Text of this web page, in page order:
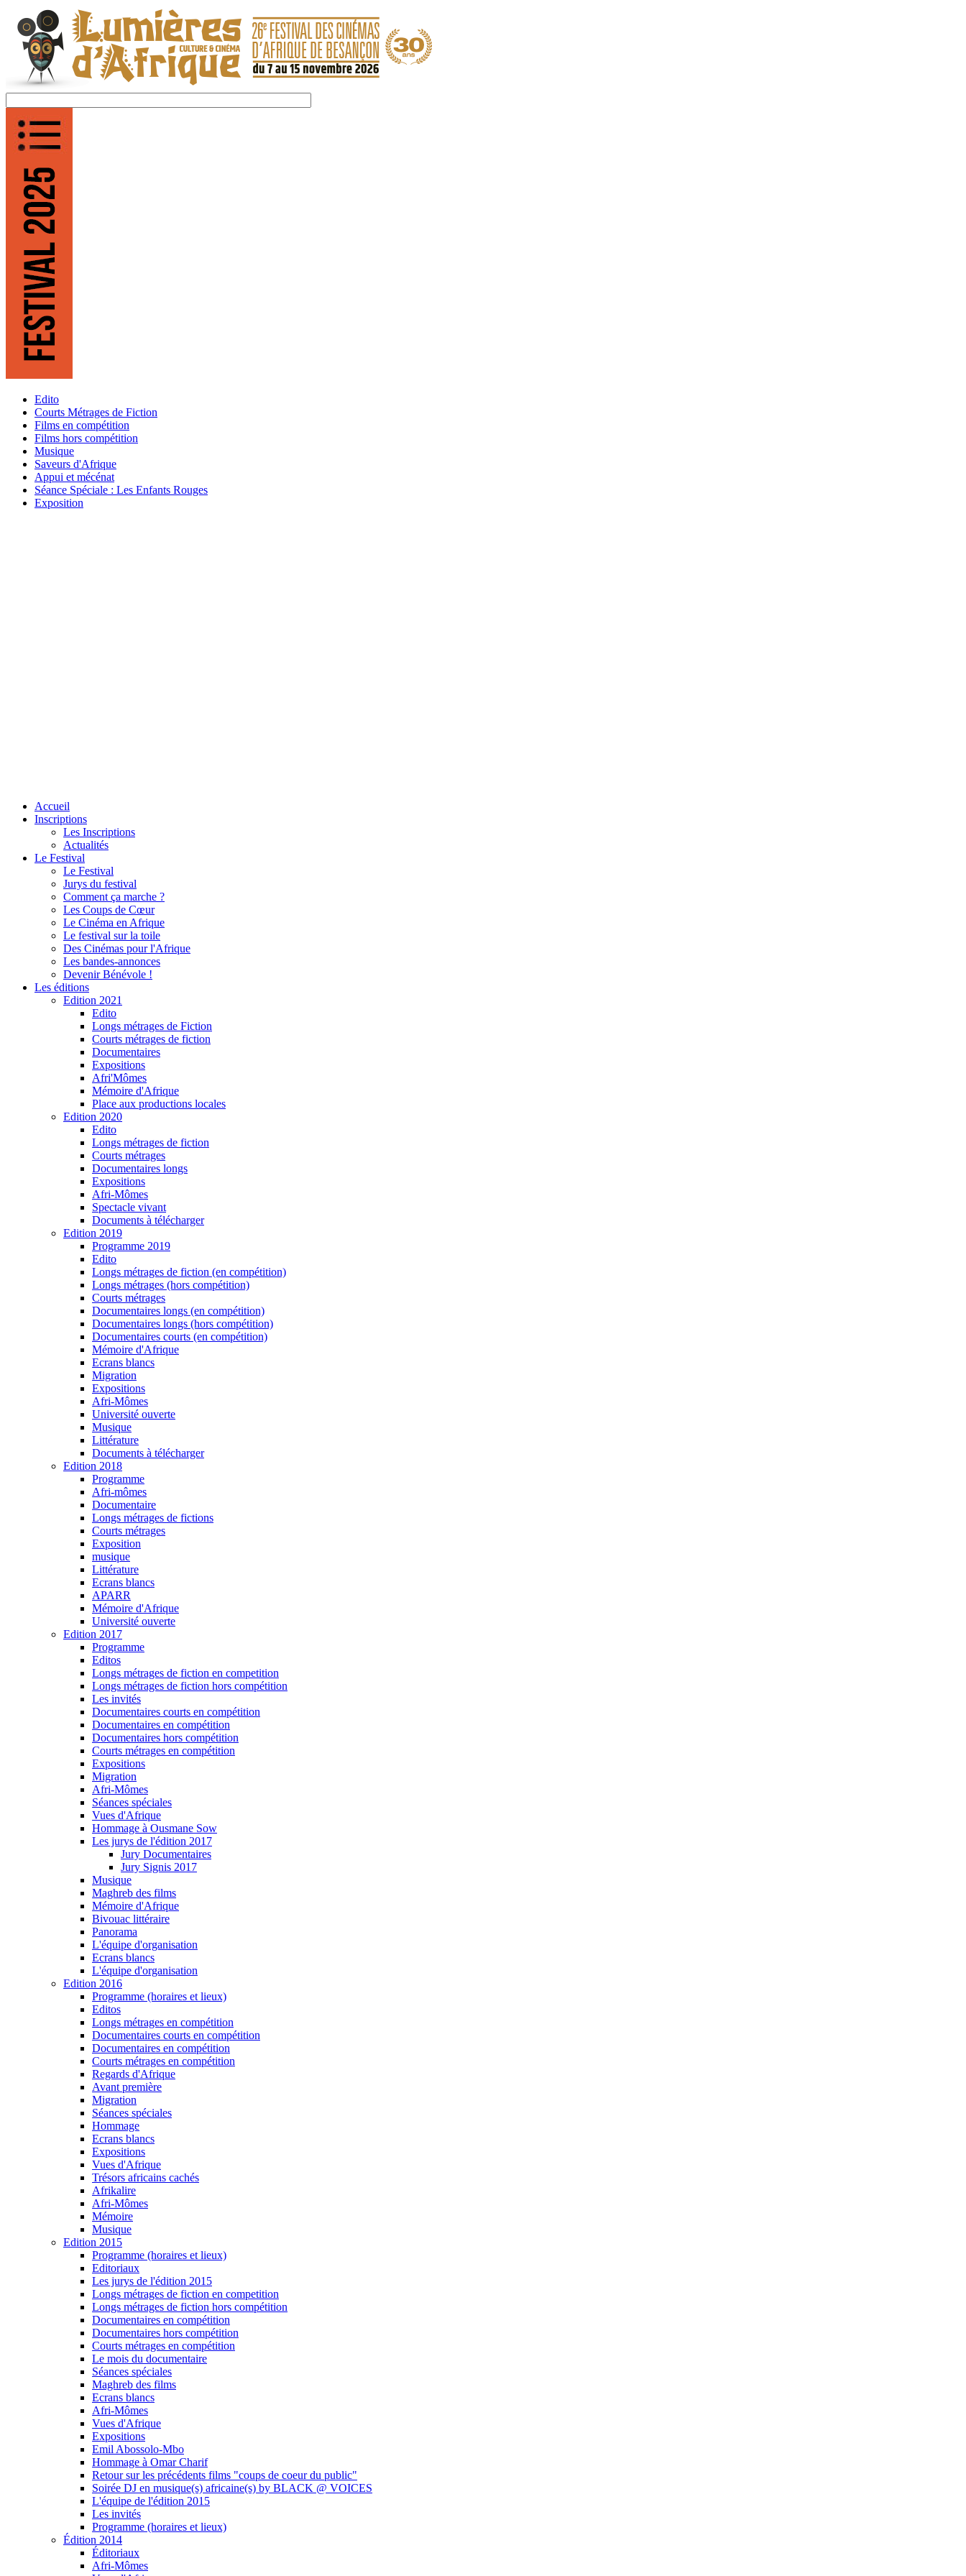
Edito
Courts Métrages de Fiction
Films en compétition
Films hors compétition
Musique
Saveurs d'Afrique
Appui et mécénat
Séance Spéciale : Les Enfants Rouges
Exposition
Accueil
Inscriptions
Les Inscriptions
Actualités
Le Festival
Le Festival
Jurys du festival
Comment ça marche ?
Les Coups de Cœur
Le Cinéma en Afrique
Le festival sur la toile
Des Cinémas pour l'Afrique
Les bandes-annonces
Devenir Bénévole !
Les éditions
Edition 2021
Edito
Longs métrages de Fiction
Courts métrages de fiction
Documentaires
Expositions
Afri'Mômes
Mémoire d'Afrique
Place aux productions locales
Edition 2020
Edito
Longs métrages de fiction
Courts métrages
Documentaires longs
Expositions
Afri-Mômes
Spectacle vivant
Documents à télécharger
Edition 2019
Programme 2019
Edito
Longs métrages de fiction (en compétition)
Longs métrages (hors compétition)
Courts métrages
Documentaires longs (en compétition)
Documentaires longs (hors compétition)
Documentaires courts (en compétition)
Mémoire d'Afrique
Ecrans blancs
Migration
Expositions
Afri-Mômes
Université ouverte
Musique
Littérature
Documents à télécharger
Edition 2018
Programme
Afri-mômes
Documentaire
Longs métrages de fictions
Courts métrages
Exposition
musique
Littérature
Ecrans blancs
APARR
Mémoire d'Afrique
Université ouverte
Edition 2017
Programme
Editos
Longs métrages de fiction en competition
Longs métrages de fiction hors compétition
Les invités
Documentaires courts en compétition
Documentaires en compétition
Documentaires hors compétition
Courts métrages en compétition
Expositions
Migration
Afri-Mômes
Séances spéciales
Vues d'Afrique
Hommage à Ousmane Sow
Les jurys de l'édition 2017
Jury Documentaires
Jury Signis 2017
Musique
Maghreb des films
Mémoire d'Afrique
Bivouac littéraire
Panorama
L'équipe d'organisation
Ecrans blancs
L'équipe d'organisation
Edition 2016
Programme (horaires et lieux)
Editos
Longs métrages en compétition
Documentaires courts en compétition
Documentaires en compétition
Courts métrages en compétition
Regards d'Afrique
Avant première
Migration
Séances spéciales
Hommage
Ecrans blancs
Expositions
Vues d'Afrique
Trésors africains cachés
Afrikalire
Afri-Mômes
Mémoire
Musique
Edition 2015
Programme (horaires et lieux)
Editoriaux
Les jurys de l'édition 2015
Longs métrages de fiction en competition
Longs métrages de fiction hors compétition
Documentaires en compétition
Documentaires hors compétition
Courts métrages en compétition
Le mois du documentaire
Séances spéciales
Maghreb des films
Ecrans blancs
Afri-Mômes
Vues d'Afrique
Expositions
Emil Abossolo-Mbo
Hommage à Omar Charif
Retour sur les précédents films "coups de coeur du public"
Soirée DJ en musique(s) africaine(s) by BLACK @ VOICES
L'équipe de l'édition 2015
Les invités
Programme (horaires et lieux)
Édition 2014
Éditoriaux
Afri-Mômes